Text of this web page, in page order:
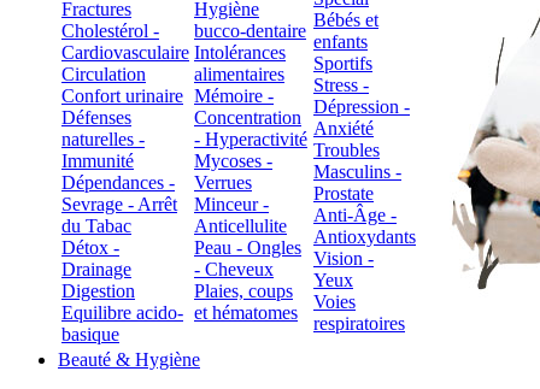
Fractures
Cholestérol -
Cardiovasculaire
Circulation
Confort urinaire
Défenses
naturelles -
Immunité
Dépendances -
Sevrage - Arrêt
du Tabac
Détox -
Drainage
Digestion
Equilibre acido-
basique
Hygiène
bucco-dentaire
Intolérances
alimentaires
Mémoire -
Concentration
- Hyperactivité
Mycoses -
Verrues
Minceur -
Anticellulite
Peau - Ongles
- Cheveux
Plaies, coups
et hématomes
Bébés et
enfants
Sportifs
Stress -
Dépression -
Anxiété
Troubles
Masculins -
Prostate
Anti-Âge -
Antioxydants
Vision -
Yeux
Voies
respiratoires
Beauté & Hygiène